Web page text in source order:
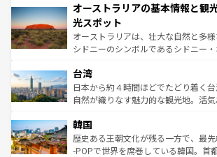
部のニューオーリンズでは、音楽と美
文化が魅力。旅行者はアメリカの各地
しみながら、その多様性と豊かな歴史
るだろう。車でのロードトリップや列
情報は
ワイ島は見逃せない。また、定番の観
島だが、静かな自然を求めるならマウ
おすすめ。エメラルドグリーンに輝く
文化や歴史が息づいている。「アロ
人々、おいしいローカルフードやハワ
ク、伝統的なフラダンスなど、すべ
っている。訪れるたびに新しい発見と
はコンテンツ一覧
オーストラリアの基本情報と観
光スポット
オーストラリアは、壮大な自然と多様
シドニーのシンボルであるシドニー
リアリーフや大陸中央部にそびえるウ
ク）、タスマニアの美しい原生林や
ど、見どころがたくさん。また、カ
いる。アクティビティも充実しており
ビング、ハイキングなど、アウトド
い。オーストラリアの多彩な魅力を
台湾
日本から約４時間ほどでたどり着く
自然が織りなす魅力的な観光地。活
ン）、静ひつな山岳地帯である台湾東
と山間の静けさが共存しており、訪
驚きをもたらしてくれる。また、奥
韓国
歴史ある王朝文化が残る一方で、最
-POPで世界を席巻している韓国。首